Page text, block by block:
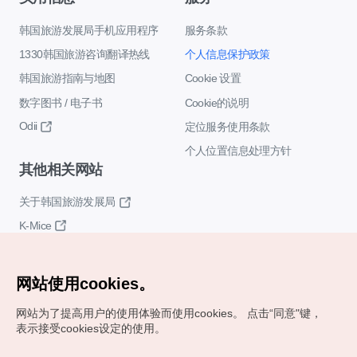
韩国旅游发展局手机应用程序
1330韩国旅游咨询翻译热线
韩国旅游指南与地图
数字图书 / 电子书
Odii
服务条款
个人信息保护政策
Cookie 设置
Cookie的说明
定位服务使用条款
个人位置信息处理方针
其他相关网站
关于韩国旅游发展局
K-Mice
网站使用cookies。
网站为了提高用户的使用体验而使用cookies。
点击“同意"键，
表示接受cookies设定的使用。